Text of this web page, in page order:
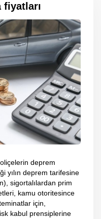
fiyatları
deprem
yılın deprem tarifesine
sigortalılardan prim
kamu otoritesince
için,
kabul prensiplerine